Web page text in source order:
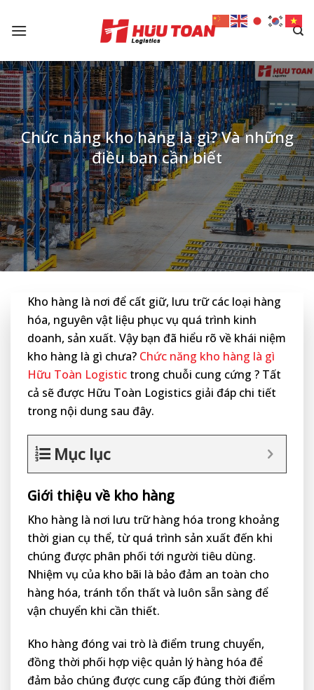
Chức năng kho hàng là gì? Và những
điều bạn cần biết
Kho hàng là nơi để cất giữ, lưu trữ các loại hàng
hóa, nguyên vật liệu phục vụ quá trình kinh
doanh, sản xuất. Vậy bạn đã hiểu rõ về khái niệm
kho hàng là gì chưa? Chức năng kho hàng là gì
Hữu Toàn Logistic trong chuỗi cung cứng ? Tất
cả sẽ được Hữu Toàn Logistics giải đáp chi tiết
trong nội dung sau đây.
Mục lục
Giới thiệu về kho hàng
Kho hàng là nơi lưu trữ hàng hóa trong khoảng
thời gian cụ thể, từ quá trình sản xuất đến khi
chúng được phân phối tới người tiêu dùng.
Nhiệm vụ của kho bãi là bảo đảm an toàn cho
hàng hóa, tránh tổn thất và luôn sẵn sàng để
vận chuyển khi cần thiết.
Kho hàng đóng vai trò là điểm trung chuyển,
đồng thời phối hợp việc quản lý hàng hóa để
đảm bảo chúng được cung cấp đúng thời điểm